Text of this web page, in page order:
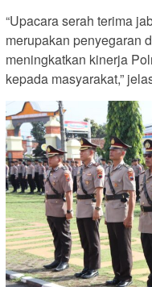
“Upacara serah terima
merupakan penyegaran
meningkatkan kinerja
kepada masyarakat,”